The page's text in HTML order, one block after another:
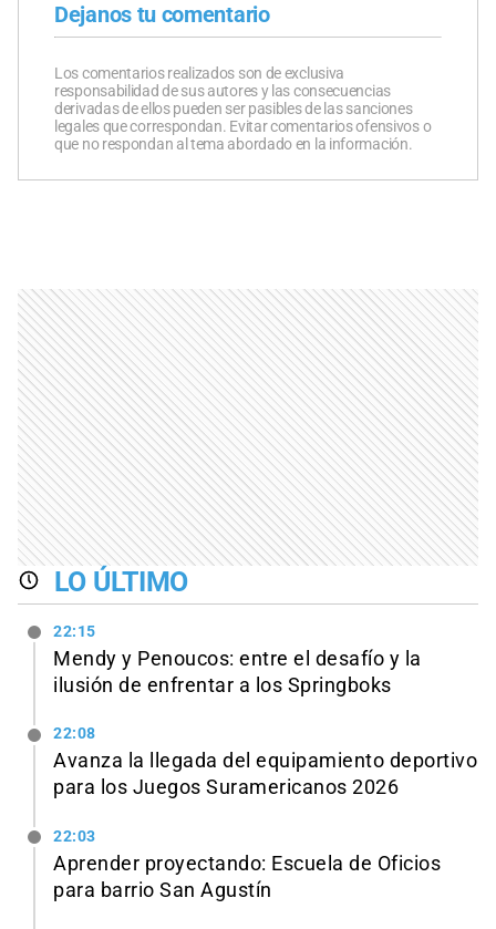
Dejanos tu comentario
Los comentarios realizados son de exclusiva
responsabilidad de sus autores y las consecuencias
derivadas de ellos pueden ser pasibles de las sanciones
legales que correspondan. Evitar comentarios ofensivos o
que no respondan al tema abordado en la información.
LO ÚLTIMO
22:15
Mendy y Penoucos: entre el desafío y la
ilusión de enfrentar a los Springboks
22:08
Avanza la llegada del equipamiento deportivo
para los Juegos Suramericanos 2026
22:03
Aprender proyectando: Escuela de Oficios
para barrio San Agustín